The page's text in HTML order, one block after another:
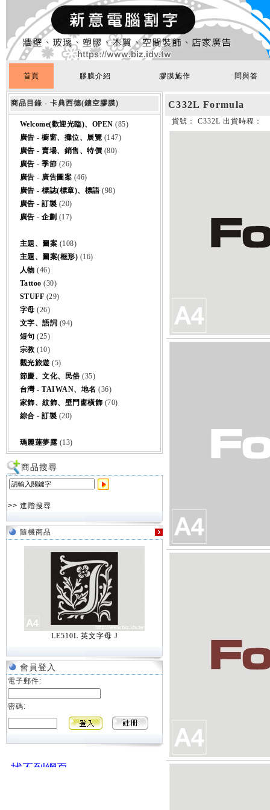
首頁 膠膜介紹 膠膜施作 問與答
商品目錄 - 卡典西德(鏤空膠膜)
Welcome(歡迎光臨)、OPEN (85)
廣告 - 櫥窗、攤位、展覽 (147)
廣告 - 賣場、銷售、特價 (80)
廣告 - 季節 (26)
廣告 - 廣告圖案 (46)
廣告 - 標誌(標章)、標語(98)
廣告 - 訂製 (20)
廣告 - 企劃 (17)
主題、圖案 (108)
主題、圖案(框形) (16)
人物 (46)
Tattoo (30)
STUFF (29)
字母 (26)
文字、語詞 (94)
短句 (25)
宗教 (10)
觀光旅遊 (5)
節慶、文化、民俗 (35)
台灣 - TAIWAN、地名 (36)
家飾、紋飾、壁門窗橫飾 (70)
綜合 - 訂製 (20)
瑪麗蓮夢露 (13)
商品搜尋
>> 進階搜尋
隨機商品
LE510L 英文字母 J
會員登入
電子郵件:
密碼:
C332L Formula
貨號： C332L 出貨時程：